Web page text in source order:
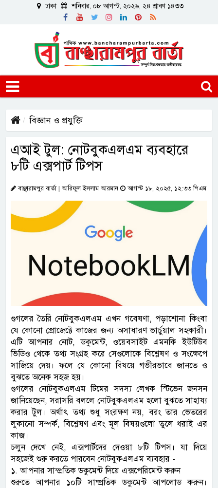
ঢাকা শনিবার, ০৮ আগস্ট, ২০২৬, ২৪ শ্রাবণ ১৪৩৩
বিজ্ঞান ও প্রযুক্তি
এআই টুল: নোটবুকএলএম ব্যবহারে
৮টি এক্সপার্ট টিপস
বাঞ্ছারামপুর বার্তা | আরিফুল ইসলাম আরমান আগস্ট ১৮, ২০২৫, ১২:৩৩ পিএম
গুগলের তৈরি নোটবুকএলএম এখন গবেষণা, পড়াশোনা কিংবা
যে কোনো প্রোজেক্টে কাজের জন্য অসাধারণ ভার্চুয়াল সহকারী।
এটি আপনার নোট, ডকুমেন্ট, ওয়েবসাইট এমনকি ইউটিউব
ভিডিও থেকে তথ্য সংগ্রহ করে সেগুলোকে বিশ্লেষণ ও সংক্ষেপে
সাজিয়ে দেয়। ফলে যে কোনো বিষয়ে গভীরভাবে জানতে ও
বুঝতে অনেক সহজ হয়।
গুগলের নোটবুকএলএম টিমের সদস্য লেখক স্টিভেন জনসন
জানিয়েছেন, সরাসরি বললে নোটবুকএলএম হলো বুঝতে সাহায্য
করার টুল। অর্থাৎ তথ্য শুধু সংরক্ষণ নয়, বরং তার ভেতরের
লুকানো সম্পর্ক, বিশ্লেষণ এবং মূল বিষয়গুলো তুলে ধরাই এর
কাজ।
চলুন দেখে নেই, এক্সপার্টদের দেওয়া ৮টি টিপস। যা দিয়ে
সহজেই শুরু করতে পারবেন নোটবুকএলএম ব্যবহার -
১. আপনার সাম্প্রতিক ডকুমেন্ট দিয়ে এক্সপেরিমেন্ট করুন
শুরুতে আপনার ১০টি সাম্প্রতিক ডকুমেন্ট আপলোড করুন।